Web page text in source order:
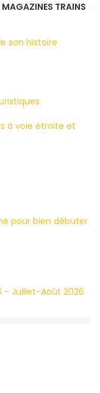
MAGAZINES TRAINS
son histoire
à voie étroite et
pour bien débuter
- Juillet-Août 2026